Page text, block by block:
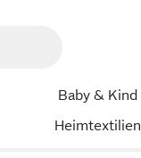
Baby & Kind
Heimtextilien